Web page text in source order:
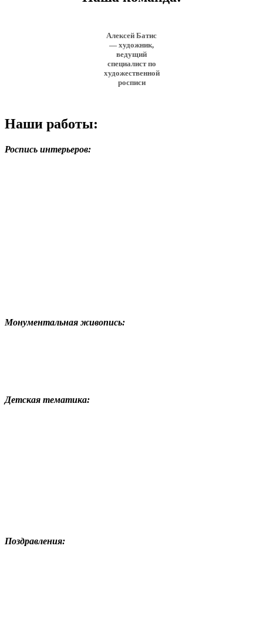
Алексей Батис
— художник,
ведущий
специалист по
художественной
росписи
Наши работы:
Роспись интерьеров:
Монументальная живопись:
Детская тематика:
Поздравления: